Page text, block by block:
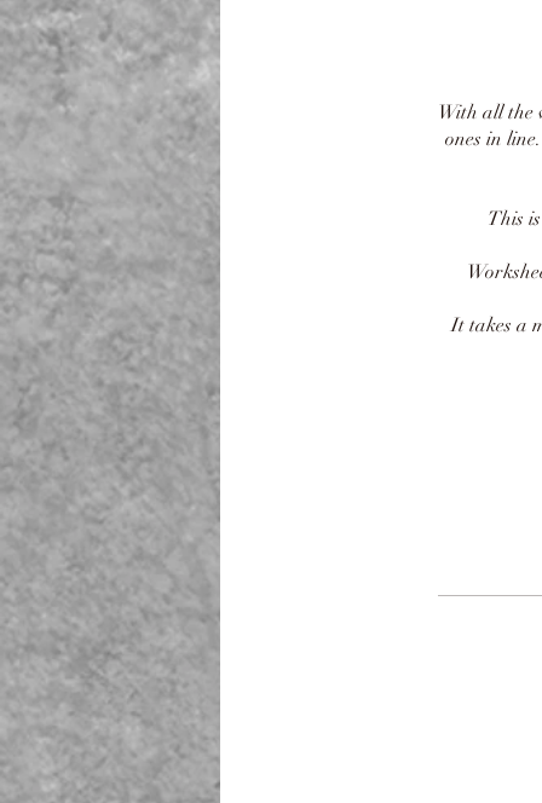
With all the
ones in
This
It takes a